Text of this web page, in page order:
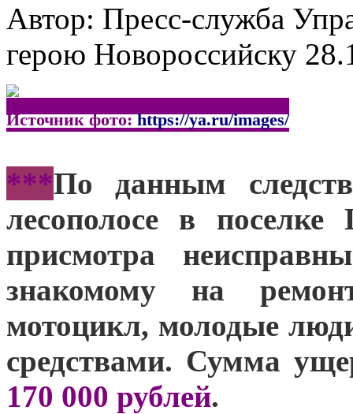
Автор: Пресс-служба
герою Новороссийску
Источник фото:https://ya.ru/images/
***По данным
лесополосе в поселке
присмотра
знакомому на
мотоцикл, молодые
средствами. Сумма
170 000 рублей.